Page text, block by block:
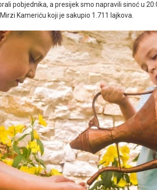
pobjednika, a presijek smo napravili sinoć u
Kameriću koji je sakupio 1.711 lajkova.